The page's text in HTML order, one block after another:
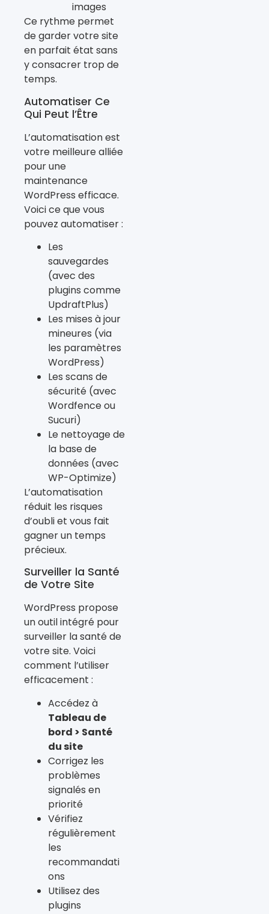
images
Ce rythme permet
de garder votre site
en parfait état sans
y consacrer trop de
temps.
Automatiser Ce
Qui Peut l’Être
L’automatisation est
votre meilleure alliée
pour une
maintenance
WordPress efficace.
Voici ce que vous
pouvez automatiser :
Les
sauvegardes
(avec des
plugins comme
UpdraftPlus)
Les mises à jour
mineures (via
les paramètres
WordPress)
Les scans de
sécurité (avec
Wordfence ou
Sucuri)
Le nettoyage de
la base de
données (avec
WP-Optimize)
L’automatisation
réduit les risques
d’oubli et vous fait
gagner un temps
précieux.
Surveiller la Santé
de Votre Site
WordPress propose
un outil intégré pour
surveiller la santé de
votre site. Voici
comment l’utiliser
efficacement :
Accédez à
Tableau de
bord > Santé
du site
Corrigez les
problèmes
signalés en
priorité
Vérifiez
régulièrement
les
recommandati
ons
Utilisez des
plugins